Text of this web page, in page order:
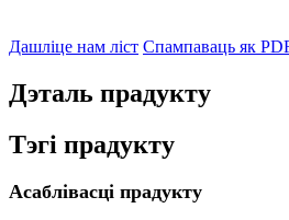
Дашліце нам ліст Спампаваць як
Дэталь прадукту
Тэгі прадукту
Асаблівасці прадукту